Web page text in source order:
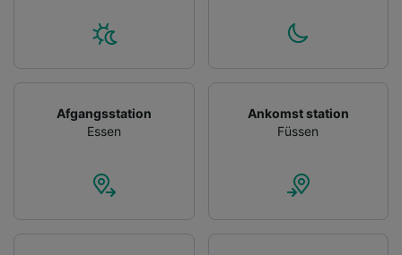
Afgangsstation
Essen
Ankomst station
Füssen